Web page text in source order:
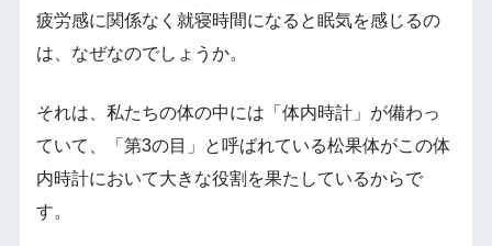
疲労感に関係なく就寝時間になると眠気を感じるの
は、なぜなのでしょうか。
それは、私たちの体の中には「体内時計」が備わっ
ていて、「第3の目」と呼ばれている松果体がこの体
内時計において大きな役割を果たしているからで
す。